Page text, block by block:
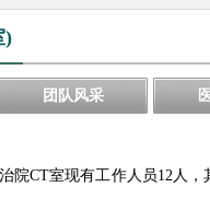
)
团队风采
CT室现有工作人员12人，